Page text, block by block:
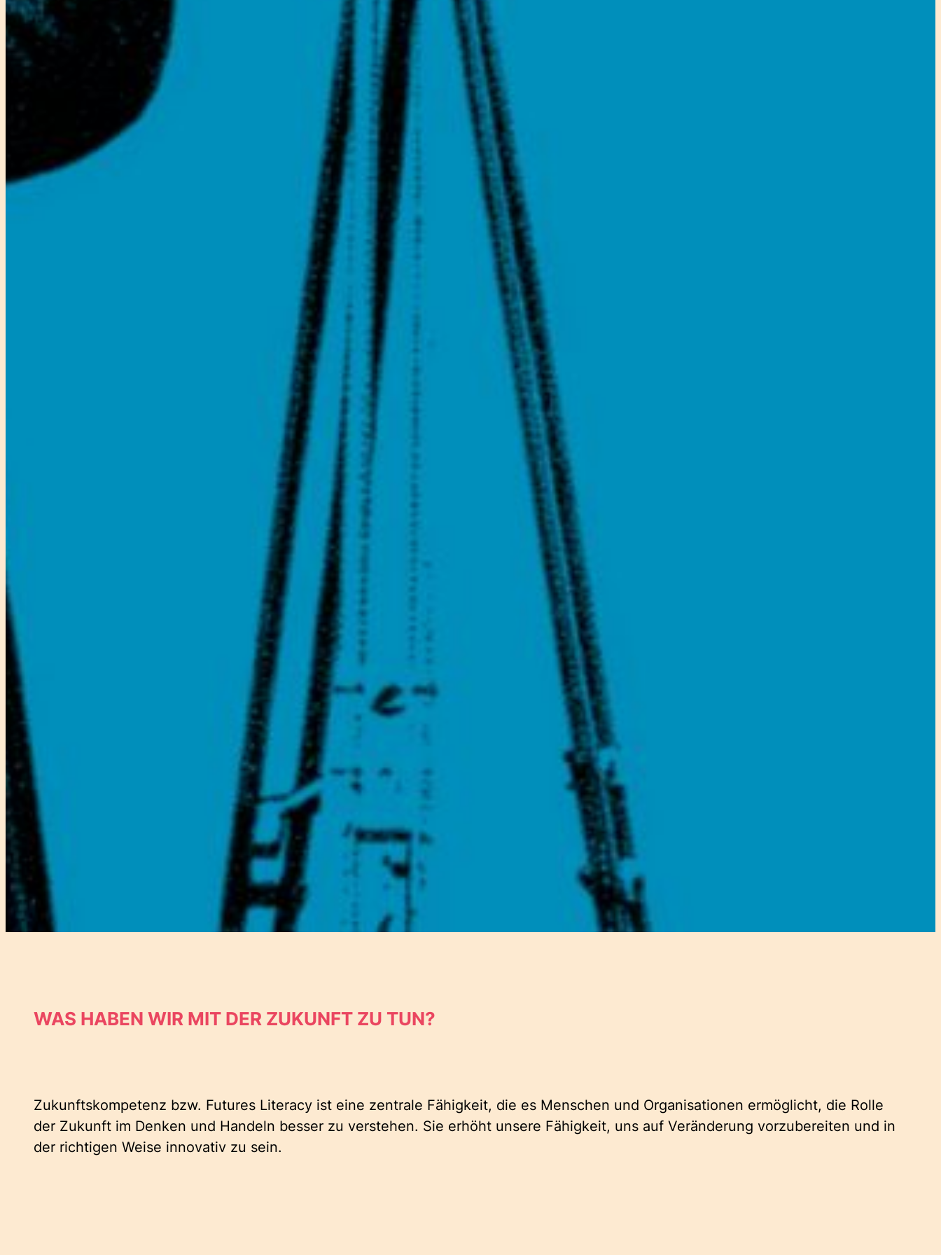
WAS HABEN WIR MIT DER ZUKUNFT ZU TUN?
Zukunftskompetenz bzw. Futures Literacy ist eine zentrale Fähigkeit, die es Menschen und Organisationen ermöglicht, die Rolle
der Zukunft im Denken und Handeln besser zu verstehen. Sie erhöht unsere Fähigkeit, uns auf Veränderung vorzubereiten und in
der richtigen Weise innovativ zu sein.